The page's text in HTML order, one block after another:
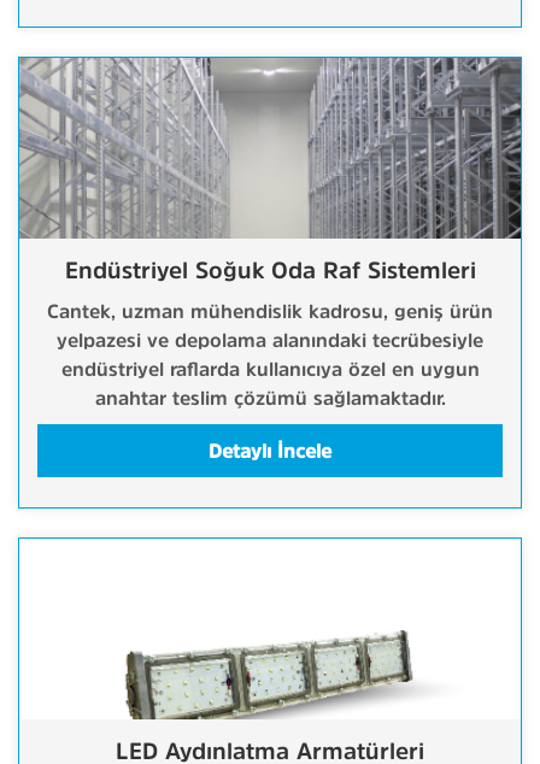
Endüstriyel Soğuk Oda Raf Sistemleri
Cantek, uzman mühendislik kadrosu, geniş ürün
yelpazesi ve depolama alanındaki tecrübesiyle
endüstriyel raflarda kullanıcıya özel en uygun
anahtar teslim çözümü sağlamaktadır.
Detaylı İncele
LED Aydınlatma Armatürleri